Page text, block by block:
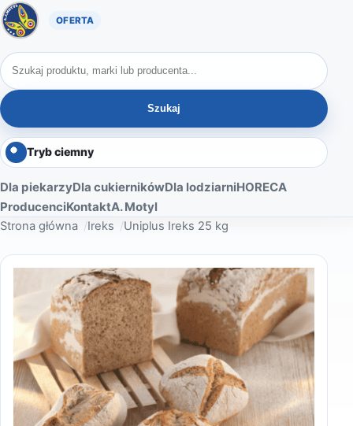
Oferta A. Motyl
Szukaj produktów
Szukaj
Tryb ciemny
Dla piekarzyDla cukiernikówDla lodziarniHORECA
ProducenciKontaktA. Motyl
Strona główna Ireks Uniplus Ireks 25 kg